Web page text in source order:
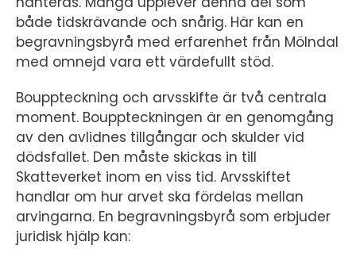
både tidskrävande och snårig. Här kan en
begravningsbyrå med erfarenhet från Mölndal
med omnejd vara ett värdefullt stöd.
Bouppteckning och arvsskifte är två centrala
moment. Bouppteckningen är en genomgång
av den avlidnes tillgångar och skulder vid
dödsfallet. Den måste skickas in till
Skatteverket inom en viss tid. Arvsskiftet
handlar om hur arvet ska fördelas mellan
arvingarna. En begravningsbyrå som erbjuder
juridisk hjälp kan: